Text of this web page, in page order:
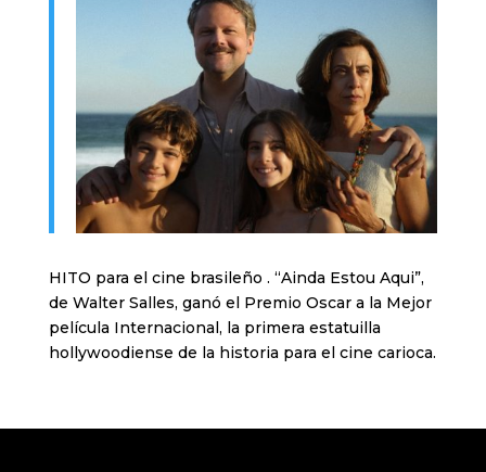
HITO para el cine brasileño . “Ainda Estou Aqui”,
de Walter Salles, ganó el Premio Oscar a la Mejor
película Internacional, la primera estatuilla
hollywoodiense de la historia para el cine carioca.